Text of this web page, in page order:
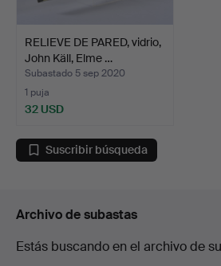
RELIEVE DE PARED, vidrio,
John Käll, Elme …
Subastado 5 sep 2020
1 puja
32 USD
Suscribir búsqueda
Archivo de subastas
Estás buscando en el archivo de